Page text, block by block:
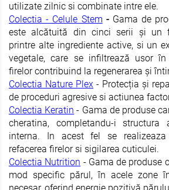
utilizate zilnic si combinate intre ele.
Colectia - Celule Stem - Gama de
este alcătuită din cinci serii și un
printre alte ingrediente active, si un
vegetale, care se infiltrează usor
firelor contribuind la regenerarea și
Colectia Nature Plex - Protecția și
de proceduri agresive si actiunea
Colectia Keratin - Gama de produse
cheratina, completandu-i
interna. In acest fel se
refacerea firelor si sigilarea cuticulei.
Colectia Nutrition - Gama de produse
mod specific părul, în acele zone
COȘ LA 2+
PRIMA BLONDE
nuantatoare pentru nuante reci
ESTEL PRIMA BLONDE, 300 ml
123 RON
În stock
ADAUGĂ ÎN COȘ
-15% ÎN